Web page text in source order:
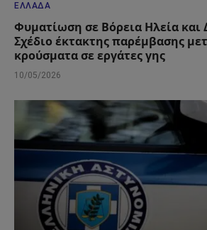
ΕΛΛΆΔΑ
Φυματίωση σε Βόρεια Ηλεία και
Σχέδιο έκτακτης παρέμβασης
κρούσματα σε εργάτες γης
10/05/2026